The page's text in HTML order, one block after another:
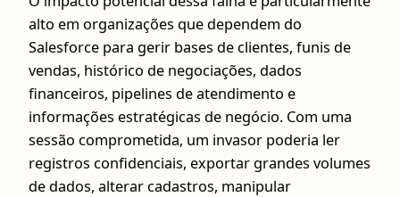
alto em organizações que dependem do
Salesforce para gerir bases de clientes, funis de
vendas, histórico de negociações, dados
financeiros, pipelines de atendimento e
informações estratégicas de negócio. Com uma
sessão comprometida, um invasor poderia ler
registros confidenciais, exportar grandes volumes
de dados, alterar cadastros, manipular